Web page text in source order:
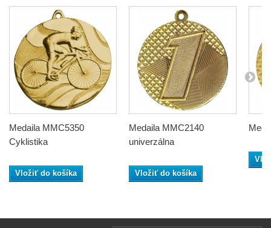
Medaila MMC5350
Cyklistika
Vložiť do košíka
Medaila MMC2140
univerzálna
Vložiť do košíka